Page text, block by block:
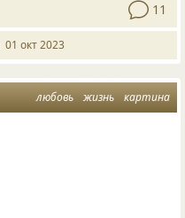
11
01 окт 2023
любовь жизнь картина